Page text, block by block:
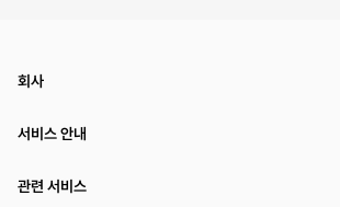
회사
서비스 안내
관련 서비스